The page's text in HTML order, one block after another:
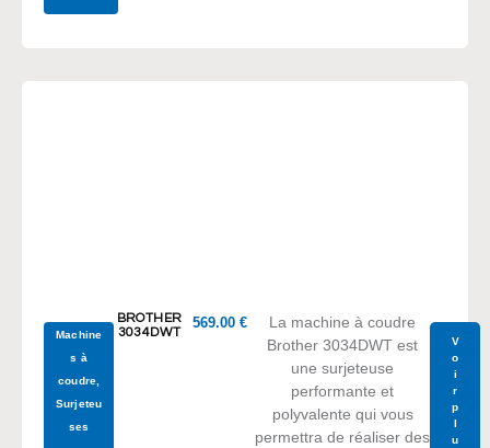
Machine
s à
coudre
Surjeteu
ses
BROTHER
3034DWT
569.00 €
La machine à coudre
Brother 3034DWT est
une surjeteuse
performante et
polyvalente qui vous
permettra de réaliser des
V
o
i
r
p
u